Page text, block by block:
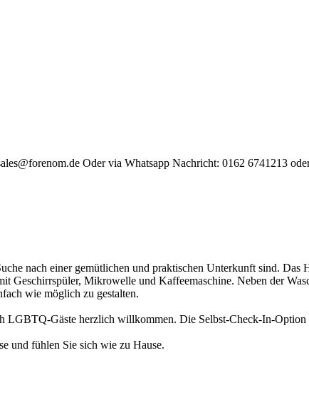
Oder via Whatsapp Nachricht: 0162 6741213
nach einer gemütlichen und praktischen Unterkunft sind. Das
Geschirrspüler, Mikrowelle und Kaffeemaschine. Neben der
wie möglich zu gestalten.
Gäste herzlich willkommen. Die Selbst-Check-In-
und fühlen Sie sich wie zu Hause.